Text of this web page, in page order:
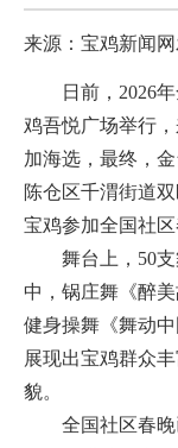
来源：宝鸡新闻网
日前，2026
鸡吾悦广场举行
加海选，最终，
陈仓区千渭街道
宝鸡参加全国社区
舞台上，50
中，锅庄舞《醉
健身操舞《舞动
展现出宝鸡群众
貌。
全国社区春